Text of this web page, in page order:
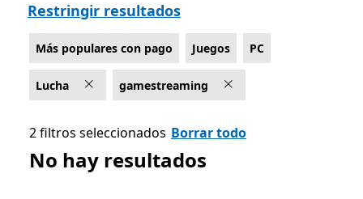
Restringir resultados
Más populares con pago Juegos PC
Lucha gamestreaming
2 filtros seleccionados Borrar todo
No hay resultados